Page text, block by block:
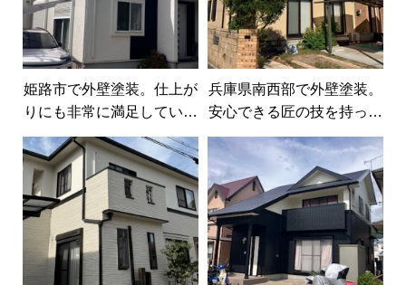
姫路市で外壁塗装。仕上が
りにも非常に満足していま
す。
兵庫県南西部で外壁塗装。
安心できる匠の技を持った
外壁塗装屋さんです。